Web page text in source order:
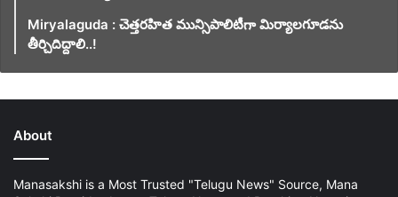
Miryalaguda : చెత్తరహిత మున్సిపాలిటీగా మిర్యాలగూడను
తీర్చిదిద్దాలి..!
About
Manasakshi is a Most Trusted "Telugu News" Source, Mana